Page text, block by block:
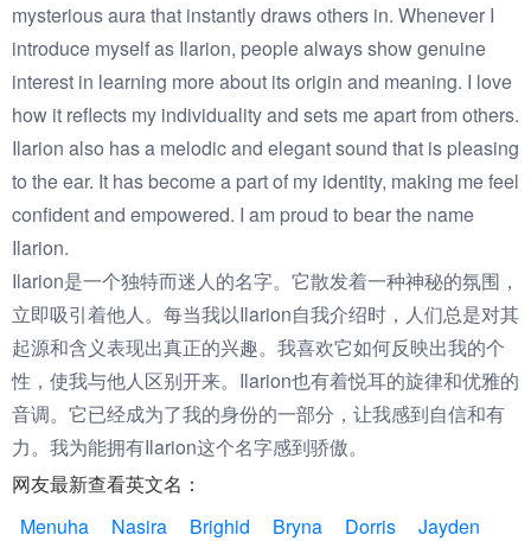
mysterious aura that instantly draws others in. Whenever I
introduce myself as Ilarion, people always show genuine
interest in learning more about its origin and meaning. I love
how it reflects my individuality and sets me apart from others.
Ilarion also has a melodic and elegant sound that is pleasing
to the ear. It has become a part of my identity, making me feel
confident and empowered. I am proud to bear the name
Ilarion.
Ilarion是一个独特而迷人的名字。它散发着一种神秘的氛围，
立即吸引着他人。每当我以Ilarion自我介绍时，人们总是对其
起源和含义表现出真正的兴趣。我喜欢它如何反映出我的个
性，使我与他人区别开来。Ilarion也有着悦耳的旋律和优雅的
音调。它已经成为了我的身份的一部分，让我感到自信和有
力。我为能拥有Ilarion这个名字感到骄傲。
网友最新查看英文名：
Menuha
Nasira Brighid Bryna Dorris
Jayden